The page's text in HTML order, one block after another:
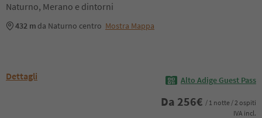
Naturno, Merano e dintorni
432 m da Naturno centro Mostra Mappa
Dettagli Alto Adige Guest Pass
Da 256€ / 1 notte / 2 ospiti
IVA incl.